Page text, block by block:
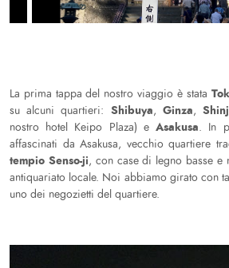
La prima tappa del nostro viaggio è stata
su alcuni quartieri: Shibuya, Ginza,
nostro hotel Keipo Plaza) eAsakusa. In
affascinati da Asakusa, vecchio quartiere
tempio Senso-ji, con case di legno basse e
antiquariato locale. Noi abbiamo girato con
uno dei negozietti del quartiere.